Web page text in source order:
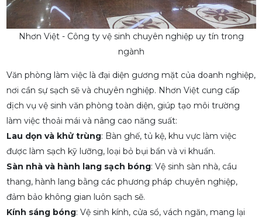
Nhơn Việt - Công ty vệ sinh chuyên nghiệp uy tín trong
ngành
Văn phòng làm việc là đại diện gương mặt của doanh nghiệp,
nơi cần sự sạch sẽ và chuyên nghiệp. Nhơn Việt cung cấp
dịch vụ vệ sinh văn phòng toàn diện, giúp tạo môi trường
làm việc thoải mái và nâng cao năng suất:
Lau dọn và khử trùng: Bàn ghế, tủ kệ, khu vực làm việc
được làm sạch kỹ lưỡng, loại bỏ bụi bẩn và vi khuẩn.
Sàn nhà và hành lang sạch bóng: Vệ sinh sàn nhà, cầu
thang, hành lang bằng các phương pháp chuyên nghiệp,
đảm bảo không gian luôn sạch sẽ.
Kính sáng bóng: Vệ sinh kính, cửa sổ, vách ngăn, mang lại